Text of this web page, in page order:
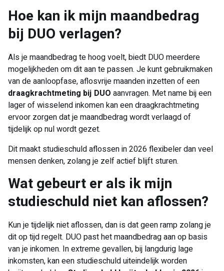
Hoe kan ik mijn maandbedrag
bij DUO verlagen?
Als je maandbedrag te hoog voelt, biedt DUO meerdere
mogelijkheden om dit aan te passen. Je kunt gebruikmaken
van de aanloopfase, aflosvrije maanden inzetten of een
draagkrachtmeting bij DUO aanvragen. Met name bij een
lager of wisselend inkomen kan een draagkrachtmeting
ervoor zorgen dat je maandbedrag wordt verlaagd of
tijdelijk op nul wordt gezet.
Dit maakt studieschuld aflossen in 2026 flexibeler dan veel
mensen denken, zolang je zelf actief blijft sturen.
Wat gebeurt er als ik mijn
studieschuld niet kan aflossen?
Kun je tijdelijk niet aflossen, dan is dat geen ramp zolang je
dit op tijd regelt. DUO past het maandbedrag aan op basis
van je inkomen. In extreme gevallen, bij langdurig lage
inkomsten, kan een studieschuld uiteindelijk worden